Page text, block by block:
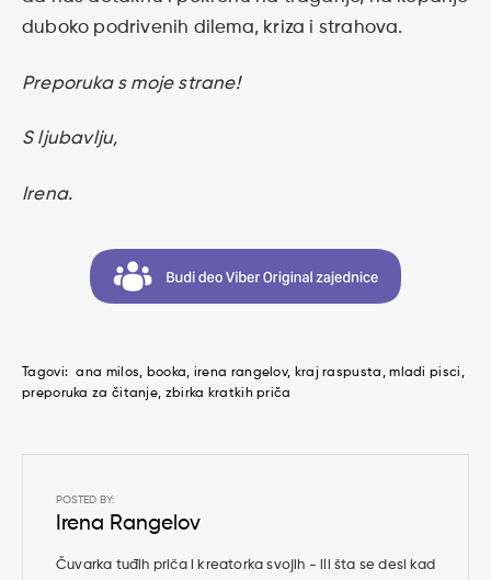
duboko podrivenih dilema, kriza i strahova.
Preporuka s moje strane!
S ljubavlju,
Irena.
Tagovi: ana milos booka irena rangelov kraj raspusta
mladi pisci
preporuka za čitanje zbirka kratkih priča
POSTED BY:
Irena Rangelov
Čuvarka tuđih priča i kreatorka svojih - ili šta se desi kad